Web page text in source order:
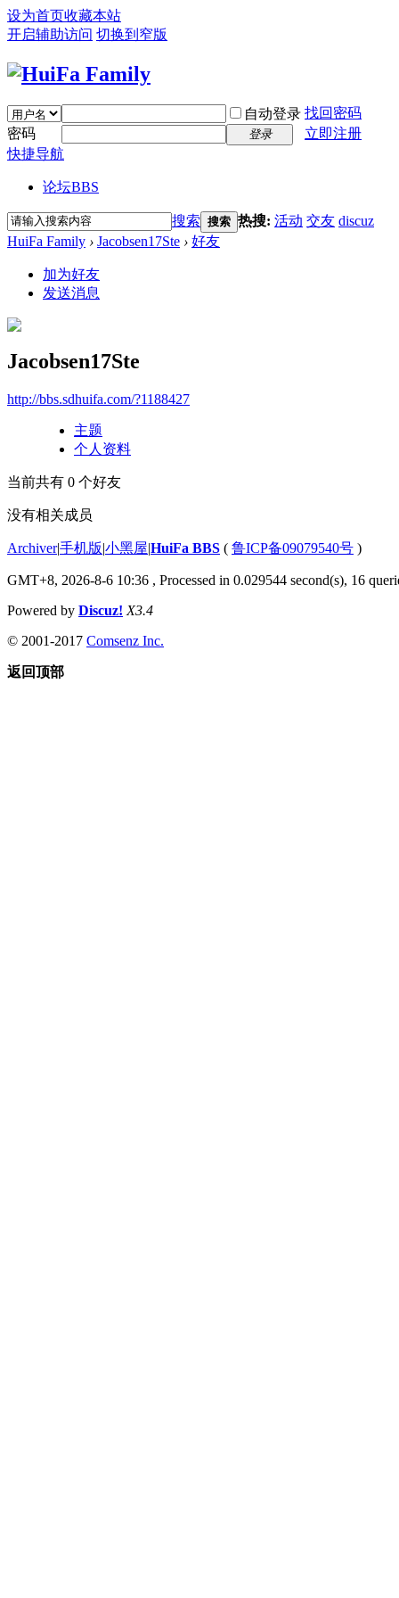
设为首页收藏本站
开启辅助访问 切换到窄版
自动登录 找回密码
密码
登录
立即注册
快捷导航
论坛BBS
搜索 搜索 热搜: 活动 交友 discuz
HuiFa Family › Jacobsen17Ste › 好友
加为好友
发送消息
Jacobsen17Ste
http://bbs.sdhuifa.com/?1188427
主题
个人资料
当前共有 0 个好友
没有相关成员
Archiver|手机版|小黑屋|HuiFa BBS ( 鲁ICP备09079540号 )
GMT+8, 2026-8-6 10:36 , Processed in 0.029544 second(s), 16
Powered by Discuz! X3.4
© 2001-2017 Comsenz Inc.
返回顶部